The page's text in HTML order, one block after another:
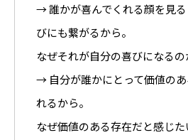
→ 誰かが喜んでくれる顔を見
びにも繋がるから。
なぜそれが自分の喜びになるの
→ 自分が誰かにとって価値の
れるから。
なぜ価値のある存在だと感じた